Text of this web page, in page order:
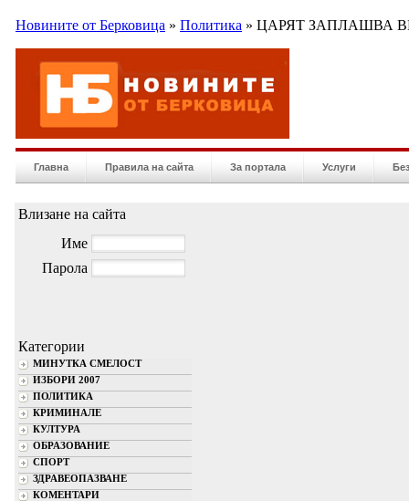
Новините от Берковица » Политика » ЦАРЯТ ЗАПЛАШВА
Главна Правила на сайта За портала Услуги
Влизане на сайта
Име
Парола
Категории
МИНУТКА СМЕЛОСТ
ИЗБОРИ 2007
ПОЛИТИКА
КРИМИНАЛЕ
КУЛТУРА
ОБРАЗОВАНИЕ
СПОРТ
ЗДРАВЕОПАЗВАНЕ
КОМЕНТАРИ